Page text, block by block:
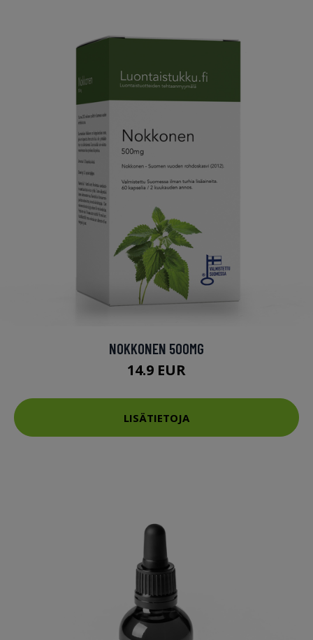
NOKKONEN 500MG
14.9 EUR
LISÄTIETOJA